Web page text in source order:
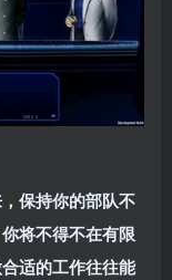
保持你的部队不
将不得不在有限
适的工作往往能